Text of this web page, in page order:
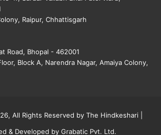
Raipur, Chhattisgarh
Road, Bhopal - 462001
Block A, Narendra Nagar, Amaiya Colony,
All Rights Reserved by The Hindkeshari |
& Developed by Grabatic Pvt. Ltd.